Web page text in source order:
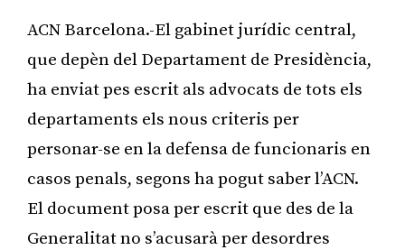
ACN Barcelona.-El gabinet jurídic central,
que depèn del Departament de Presidència,
ha enviat pes escrit als advocats de tots els
departaments els nous criteris per
personar-se en la defensa de funcionaris en
casos penals, segons ha pogut saber l’ACN.
El document posa per escrit que des de la
Generalitat no s’acusarà per desordres